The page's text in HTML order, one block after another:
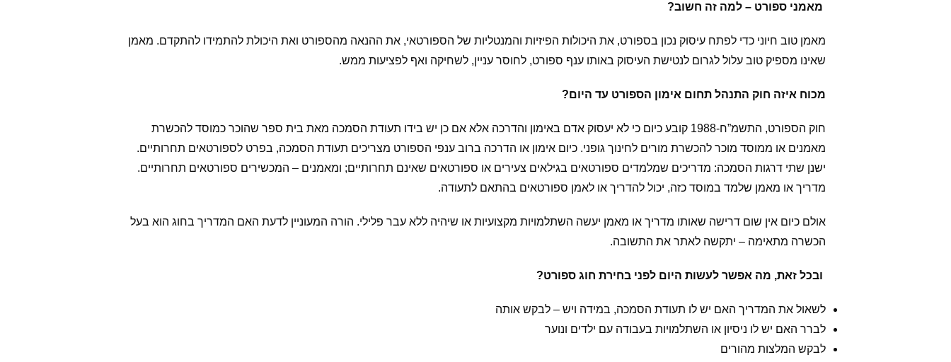
מאמני ספורט – למה זה חשוב?
מאמן טוב חיוני כדי לפתח עיסוק נכון בספורט, את היכולות הפיזיות והמנטליות של הספורטאי, את ההנאה מהספורט ואת היכולת להתמידו להתקדם. מאמן
שאינו מספיק טוב עלול לגרום לנטישת העיסוק באותו ענף ספורט, לחוסר עניין, לשחיקה ואף לפציעות ממש.
מכוח איזה חוק התנהל תחום אימון הספורט עד היום?
חוק הספורט, התשמ”ח-1988 קובע כיום כי לא יעסוק אדם באימון והדרכה אלא אם כן יש בידו תעודת הסמכה מאת בית ספר שהוכר כמוסד להכשרת
מאמנים או ממוסד מוכר להכשרת מורים לחינוך גופני. כיום אימון או הדרכה ברוב ענפי הספורט מצריכים תעודת הסמכה, בפרט לספורטאים תחרותיים.
ישנן שתי דרגות הסמכה: מדריכים שמלמדים ספורטאים בגילאים צעירים או ספורטאים שאינם תחרותיים; ומאמנים – המכשירים ספורטאים תחרותיים.
מדריך או מאמן שלמד במוסד כזה, יכול להדריך או לאמן ספורטאים בהתאם לתעודה.
אולם כיום אין שום דרישה שאותו מדריך או מאמן יעשה השתלמויות מקצועיות או שיהיה ללא עבר פלילי. הורה המעוניין לדעת האם המדריך בחוג הוא בעל
הכשרה מתאימה – יתקשה לאתר את התשובה.
ובכל זאת, מה אפשר לעשות היום לפני בחירת חוג ספורט?
לשאול את המדריך האם יש לו תעודת הסמכה, במידה ויש – לבקש אותה
לברר האם יש לו ניסיון או השתלמויות בעבודה עם ילדים ונוער
לבקש המלצות מהורים